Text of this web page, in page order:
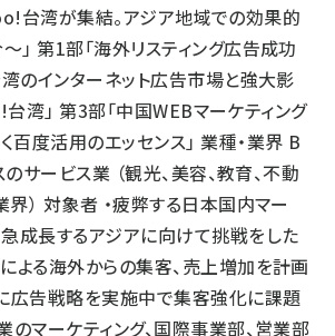
台湾が集結。アジア地域での効果的
」 第1部「海外リスティング広告成功
湾のインターネット広告市場と強大影
湾」 第3部「中国WEBマーケティング
百度活用のエッセンス」 業種・業界 B
サービス業 （観光、美容、教育、不動
界） 対象者 ・疲弊する日本国内マー
急成長するアジアに向けて挑戦をした
よる海外からの集客、売上増加を計画
広告戦略を実施中で集客強化に課題
のマーケティング、国際事業部、営業部